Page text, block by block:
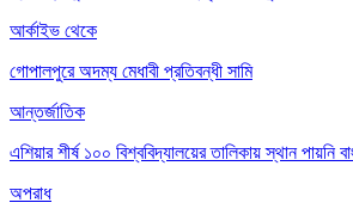
আর্কাইভ থেকে
গোপালপুরে অদম্য মেধাবী প্রতিবন্ধী সামি
আন্তর্জাতিক
এশিয়ার শীর্ষ ১০০ বিশ্ববিদ্যালয়ের তালিকায় স্থান পায়নি
অপরাধ